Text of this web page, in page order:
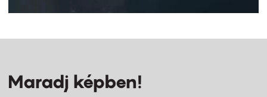
Maradj képben!